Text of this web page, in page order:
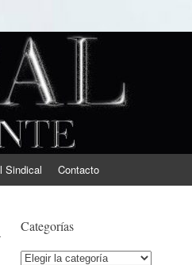
Sindical Contacto
Categorías
Categorías